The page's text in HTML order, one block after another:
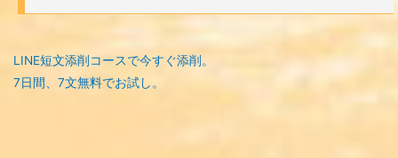
LINE短文添削コースで今すぐ添削。
7日間、7文無料でお試し。